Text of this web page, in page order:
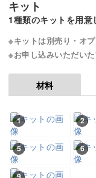
キット
1種類のキットを用意
※キットは別売り・オプ
※お申し込みいただい
材料
1 2
5 6